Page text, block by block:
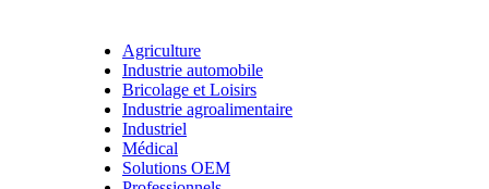
Agriculture
Industrie automobile
Bricolage et Loisirs
Industrie agroalimentaire
Industriel
Médical
Solutions OEM